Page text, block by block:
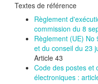
Textes de référence
Règlement
commission du 8
Règlement (UE)
et du conseil du 23
Article 43
Code des postes et
électroniques :